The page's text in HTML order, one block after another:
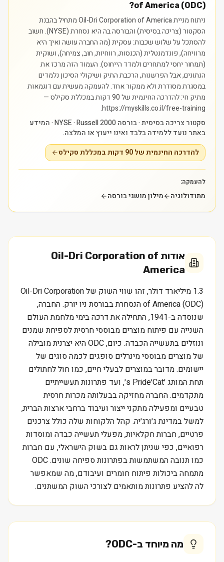
of America (ODC)?
ניתוח מניית Oil-Dri Corporation of America מתחיל בהבנת
הסקטור (צריכה בסיסית) והבורסה בה היא נסחרת (NYSE). חשוב
להסתכל על שלוש שכבות: עסקית (מה החברה עושה ואיך היא
מרוויחה), פונדמנטלית (הכנסות, רווחיות, חוב, צמיחה), ושוקית
(תמחור יחסי למתחרים ולמדד הייחוס). העמוד הזה מרכז את
הנתונים, אבל הפרשנות, הרכבת התיק ושיקולי הסיכון נלמדים
במסגרת מסודרת ולא ממקור אחד.להעמקה מעשית עם דוגמאות
מתיק חי: להדרכה החינמית של 90 דקות במכללת סקילס —
https://myskills.co.il/free-training.
סקטור צריכה בסיסית · בורסה NYSE · Russell 2000 · המידע
באתר נועד ללמידה בלבד ואינו ייעוץ או המלצה.
להדרכה החינמית של 90 דקות במכללת סקילס
להעמקה:
מתודולוגיה מילון מושגי בורסה
אודות Oil-Dri Corporation of
America
1.3 מיליארד דולר, זהו שווי השוק של Oil-Dri Corporation
of America (ODC) הנסחרת בבורסת ניו יורק. החברה,
שנוסדה ב-1941, התחילה את דרכה בימי מלחמת העולם
השנייה עם פיתוח מוצרים מבוססי חרסית לספיחת שמנים
ונוזלים בתעשייה הכבדה. כיום, ODC היא יצרנית מובילה
של מוצרים מבוססי מינרלים סופגים לכמה סוגים של
יישומים. מדובר במוצרים לבעלי חיים, כמו חול לחתולים
תחת המותג ׳Cat׳s Pride׳, ועד פתרונות תעשייתיים
מתקדמים. החברה מחזיקה בבעלותה מכרות חרסית
טבעיים ומפעילה מתקני ייצור ועיבוד ברחבי ארצות הברית,
למשל במדינת ג׳ורג׳יה. קהל הלקוחות שלה כולל צרכנים
פרטיים, חברות חקלאיות, מפעלי תעשייה כבדה ומוסדות
רפואיים, כפי שניתן לראות גם בשוק הישראלי, עם חברות
כמו תנובה המשתמשות בפתרונות ספיחה שונים. ODC
מתמחה ביכולות פיתוח חומרים ועיבודם, מה שמאפשר
לה להציע פתרונות מותאמים לצורכי השוק המשתנים.
מה מיוחד ב-ODC
?